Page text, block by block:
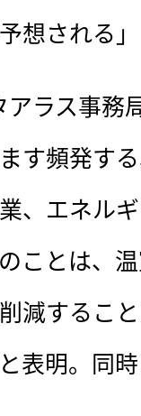
想される
ラス事務
す頻発す
、エネル
ことは、
減するこ
表明。同